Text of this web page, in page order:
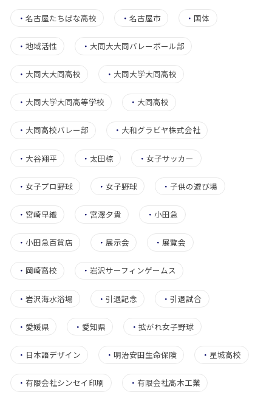
・ 名古屋たちばな高校 ・名古屋市 ・国体
・ 地域活性 ・ 大同大大同バレーボール部
・ 大同大大同高校 ・ 大同大学大同高校
・ 大同大学大同高等学校 ・ 大同高校
・ 大同高校バレー部 ・ 大和グラビヤ株式会社
・ 大谷翔平 ・ 太田椋 ・女子サッカー
・ 女子プロ野球 ・女子野球 ・子供の遊び場
・ 宮崎早織 ・ 宮澤夕貴 ・小田急
・ 小田急百貨店 ・展示会 ・展覧会
・ 岡崎高校 ・岩沢サーフィンゲームス
・ 岩沢海水浴場 ・引退記念 ・引退試合
・ 愛媛県 ・ 愛知県 ・拡がれ女子野球
・ 日本語デザイン ・明治安田生命保険 ・ 星城高校
・ 有限会社シンセイ印刷 ・ 有限会社高木工業